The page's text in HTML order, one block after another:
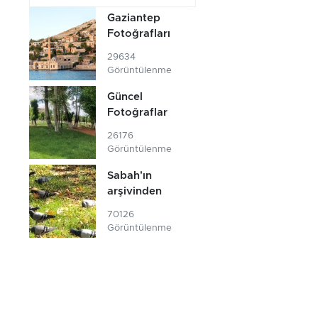
Gaziantep
Fotoğrafları
29634
Görüntülenme
Güncel
Fotoğraflar
26176
Görüntülenme
Sabah'ın
arşivinden
70126
Görüntülenme